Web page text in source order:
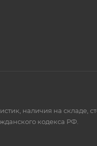
наличия на складе,
кодекса РФ.